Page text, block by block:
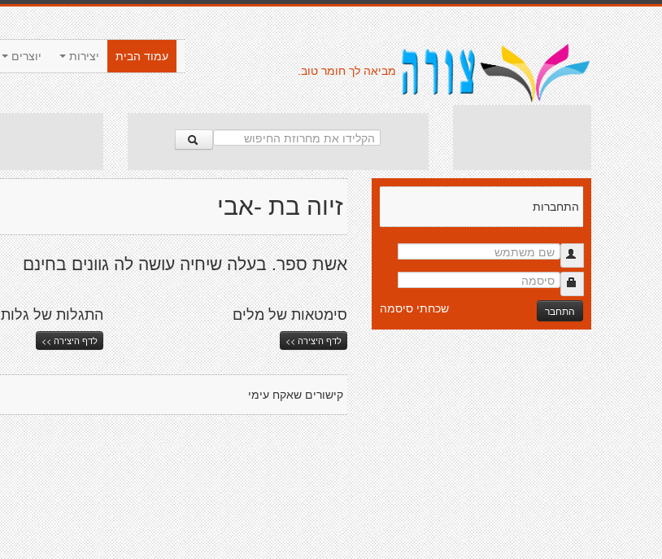
יוצרים יצירות
עמוד הבית
מביאה לך חומר טוב.
זיוה בת -אבי
אשת ספר. בעלה שיחיה עושה לה גוונים בחינם
התגלות של גלות
לדף היצירה >>
סימטאות של מלים
לדף היצירה >>
קישורים שאקח עימי
התחברות
התחבר שכחתי סיסמה